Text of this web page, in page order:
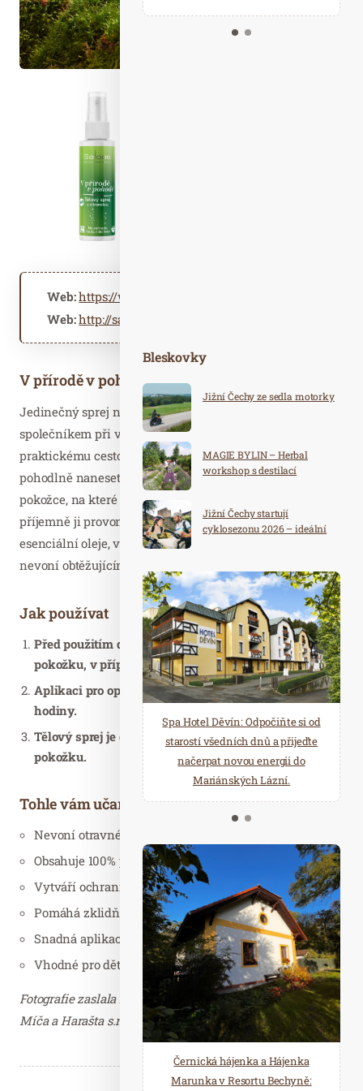
Kalendář událostí
Odebírejte náš newsletter
Web:https://www.saloos.cz
Web:http://saloos.cz
V přírodě v pohodě
Jedinečný sprej na tělo se stane vaším neocenitelným
společníkem při všech venkovních aktivitách. Díky
praktickému cestovnímu balení s rozprašovačem jej
pohodlně nanesete kdekoliv a kamkoliv. Je šetrný k
pokožce, na které vytváří ochranný zvláčňující film a
příjemně ji provoní. Navíc obsahuje 100% přírodní
esenciální oleje, v čele s citronelou a levandulí, které
nevoní obtěžujícímu hmyzu.
Jak používat
Před použitím důkladně protřepejte a naneste na
pokožku, v případě potřeby rozetřete.
Aplikaci pro optimální výsledky opakujte každé 3
hodiny.
Tělový sprej je dermatologicky testovaný na citlivou
pokožku.
Tohle vám učaruje
Nevoní otravnému hmyzu
Obsahuje 100% přírodní esenciální oleje
Vytváří ochranný zvláčňující film
Pomáhá zklidňovat pokožku
Snadná aplikace i praktické balení na cesty
Vhodné pro děti od 3 let
Fotografie zaslala Laďka Petrjánošová, marketing M+H,
Míča a Harašta s.r.o. – děkujeme.
Bleskovky
Jižní Čechy ze sedla motorky
MAGIE BYLIN – Herbal
workshop s destilací
Jižní Čechy startují
cyklosezonu 2026 – ideální
Spa Hotel Děvín: Odpočiňte si od
starostí všedních dnů a přijeďte
načerpat novou energii do
Mariánských Lázní.
Saunový ráj Holice: Odpočinek a
relaxace v oáze klidu a pohody.
Několik druhů saun a různé
možnosti ochlazení.
Černická hájenka a Hájenka
Marunka v Resortu Bechyně: